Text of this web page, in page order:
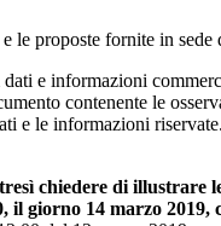
le proposte fornite in
e informazioni
contenente le
e le informazioni
chiedere di
giorno 14 marzo 2019,